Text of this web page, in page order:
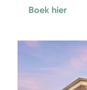
Boek hier